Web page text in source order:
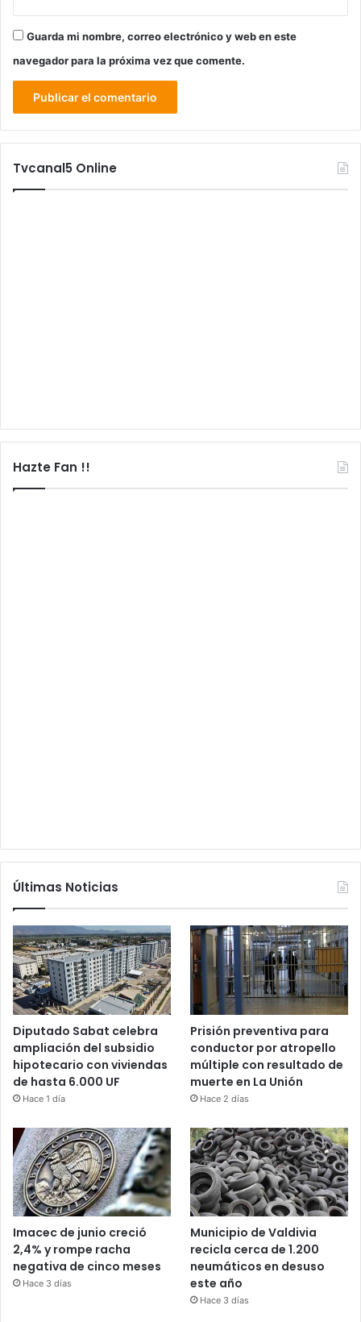
Guarda mi nombre, correo electrónico y web en este
navegador para la próxima vez que comente.
Tvcanal5 Online
Hazte Fan !!
Últimas Noticias
Diputado Sabat celebra
ampliación del subsidio
hipotecario con viviendas
de hasta 6.000 UF
Hace 1 día
Prisión preventiva para
conductor por atropello
múltiple con resultado de
muerte en La Unión
Hace 2 días
Imacec de junio creció
2,4% y rompe racha
negativa de cinco meses
Hace 3 días
Municipio de Valdivia
recicla cerca de 1.200
neumáticos en desuso
este año
Hace 3 días